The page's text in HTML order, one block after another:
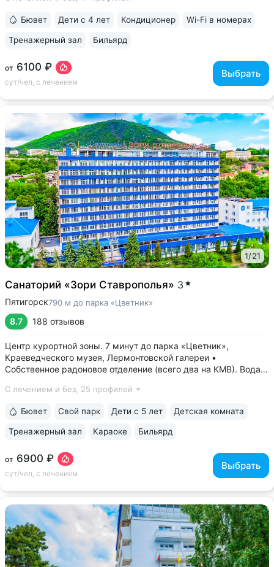
от 6100 ₽
сут/чел, с лечением
Выбрать
Бювет Дети с 4 лет Кондиционер Wi-Fi в номерах
Тренажерный зал Бильярд
1/21
Санаторий «Зори Ставрополья» 3
Пятигорск790 м до парка «Цветник»
8.7 188 отзывов
Центр курортной зоны. 7 минут до парка «Цветник»,
Краеведческого музея, Лермонтовской галереи •
Собственное радоновое отделение (всего два на КМВ). Вода
сохраняя все полезные свойства • Сероводородные ванны
С лечением и без, 25 профилей
от 6900 ₽
сут/чел, с лечением
Выбрать
Бювет Свой парк Дети с 5 лет Детская комната
Тренажерный зал Караоке Бильярд